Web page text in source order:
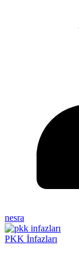
nesra
PKK İnfazları